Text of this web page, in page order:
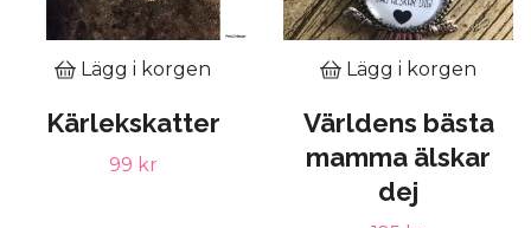
Lägg i korgen
Kärlekskatter
99 kr
Lägg i korgen
Världens bästa
mamma älskar
dej